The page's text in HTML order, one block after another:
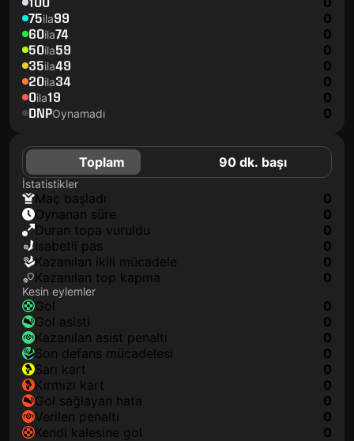
75ila99 0
60ila74 0
50ila59 0
35ila49 0
20ila34 0
0ila19 0
DNPOynamadı 0
Toplam 90 dk. başı
İstatistikler
maç başladı
0
oynanan süre
0
duran topa vuruldu
0
isabetli pas
0
kazanılan ikili mücadele
0
kazanılan top kapma
0
Kesin eylemler
gol
0
gol asisti
0
kazanılan asist penaltı
0
son defans mücadelesi
0
sarı kart
0
kırmızı kart
0
gol sağlayan hata
0
verilen penaltı
0
kendi kalesine gol
0